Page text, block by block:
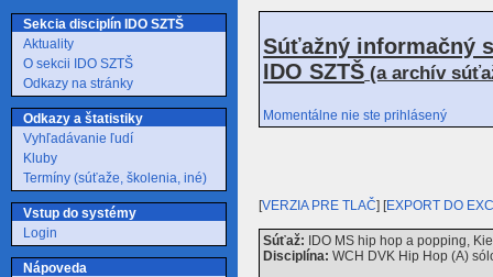
Sekcia disciplín IDO SZTŠ
Aktuality
O sekcii IDO SZTŠ
Odkazy na stránky
Odkazy a štatistiky
Vyhľadávanie ľudí
Kluby
Termíny (súťaže, školenia, iné)
Vstup do systémy
Login
Nápoveda
Súťažný informačný
IDO SZTŠ (a archív
Momentálne nie ste prihlásený
[VERZIA PRE TLAČ] [EXPORT DO
Súťaž: IDO MS hip hop a popping,
Disciplína: WCH DVK Hip Hop (A)